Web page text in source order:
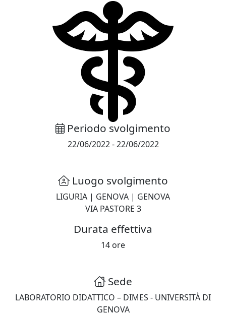
Periodo svolgimento
22/06/2022-22/06/2022
Luogo svolgimento
LIGURIA | GENOVA | GENOVA
VIA PASTORE 3
Durata effettiva
14 ore
Sede
LABORATORIO DIDATTICO – DIMES - UNIVERSITÀ DI
GENOVA